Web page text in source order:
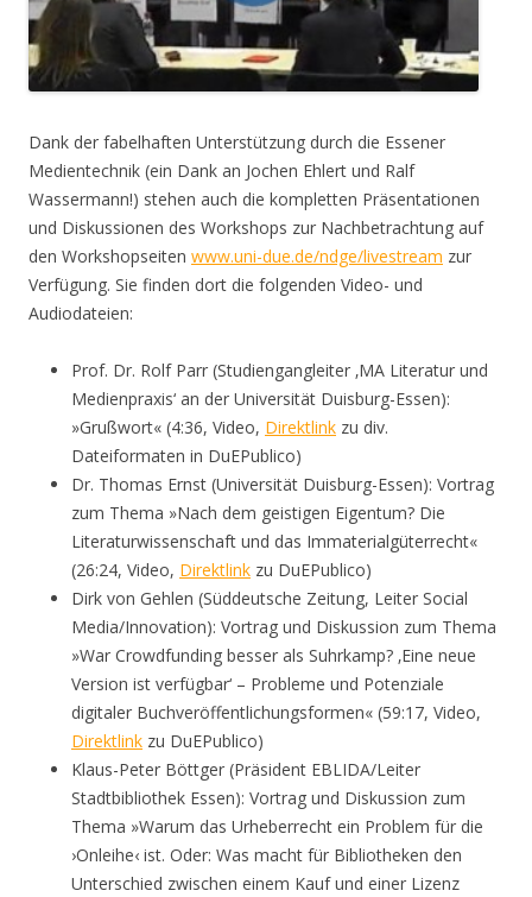
Dank der fabelhaften Unterstützung durch die Essener
Medientechnik (ein Dank an Jochen Ehlert und Ralf
Wassermann!) stehen auch die kompletten Präsentationen
und Diskussionen des Workshops zur Nachbetrachtung auf
den Workshopseiten www.uni-due.de/ndge/livestream zur
Verfügung. Sie finden dort die folgenden Video- und
Audiodateien:
Prof. Dr. Rolf Parr (Studiengangleiter ‚MA Literatur und
Medienpraxis‘ an der Universität Duisburg-Essen):
»Grußwort« (4:36, Video, Direktlink zu div.
Dateiformaten in DuEPublico)
Dr. Thomas Ernst (Universität Duisburg-Essen): Vortrag
zum Thema »Nach dem geistigen Eigentum? Die
Literaturwissenschaft und das Immaterialgüterrecht«
(26:24, Video, Direktlink zu DuEPublico)
Dirk von Gehlen (Süddeutsche Zeitung, Leiter Social
Media/Innovation): Vortrag und Diskussion zum Thema
»War Crowdfunding besser als Suhrkamp? ‚Eine neue
Version ist verfügbar‘ – Probleme und Potenziale
digitaler Buchveröffentlichungsformen« (59:17, Video,
Direktlink zu DuEPublico)
Klaus-Peter Böttger (Präsident EBLIDA/Leiter
Stadtbibliothek Essen): Vortrag und Diskussion zum
Thema »Warum das Urheberrecht ein Problem für die
›Onleihe‹ ist. Oder: Was macht für Bibliotheken den
Unterschied zwischen einem Kauf und einer Lizenz